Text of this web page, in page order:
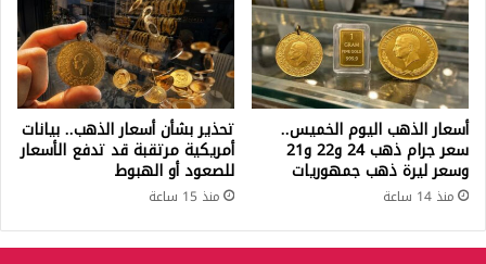
أسعار الذهب اليوم الخميس..
سعر جرام ذهب 24 و22 و21
وسعر ليرة ذهب جمهوريات
منذ 14 ساعة
تحذير بشأن أسعار الذهب.. بيانات
أمريكية مرتقبة قد تدفع الأسعار
للصعود أو الهبوط
منذ 15 ساعة